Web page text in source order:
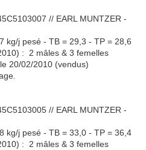
// EARL MUNTZER -
kg/j pesé - TB = 29,3 - TP = 28,6
: 2 mâles & 3 femelles
20/02/2010 (vendus)
// EARL MUNTZER -
kg/j pesé - TB = 33,0 - TP = 36,4
: 2 mâles & 3 femelles